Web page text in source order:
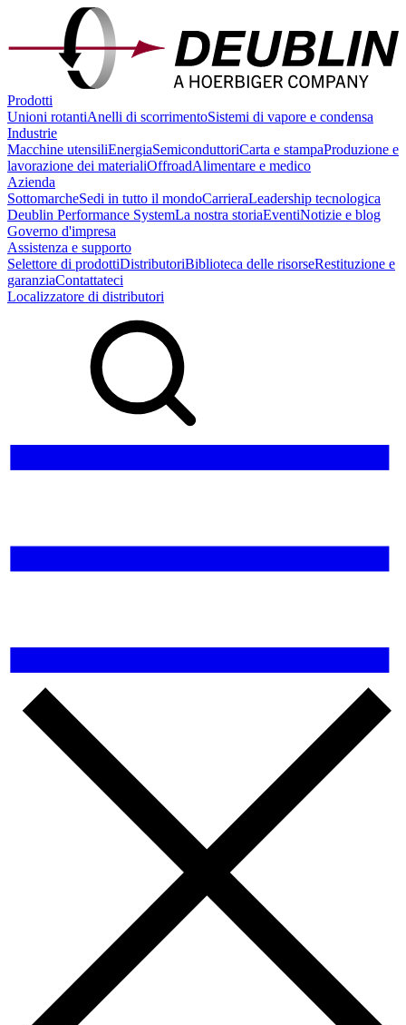
Prodotti
Unioni rotantiAnelli di scorrimentoSistemi di vapore e condensa
Industrie
Macchine utensiliEnergiaSemiconduttoriCarta e stampaProduzione e
lavorazione dei materialiOffroadAlimentare e medico
Azienda
SottomarcheSedi in tutto il mondoCarrieraLeadership tecnologica
Deublin Performance SystemLa nostra storiaEventiNotizie e blog
Governo d'impresa
Assistenza e supporto
Selettore di prodottiDistributoriBiblioteca delle risorseRestituzione e
garanziaContattateci
Localizzatore di distributori